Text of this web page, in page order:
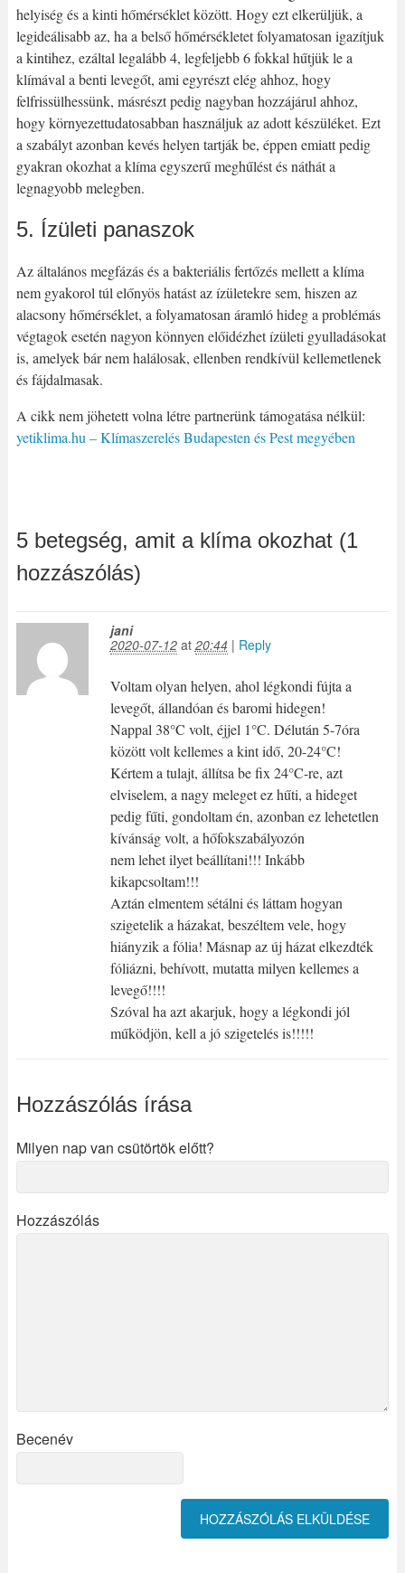
helyiség és a kinti hőmérséklet között. Hogy ezt elkerüljük, a
legideálisabb az, ha a belső hőmérsékletet folyamatosan igazítjuk
a kintihez, ezáltal legalább 4, legfeljebb 6 fokkal hűtjük le a
klímával a benti levegőt, ami egyrészt elég ahhoz, hogy
felfrissülhessünk, másrészt pedig nagyban hozzájárul ahhoz,
hogy környezettudatosabban használjuk az adott készüléket. Ezt
a szabályt azonban kevés helyen tartják be, éppen emiatt pedig
gyakran okozhat a klíma egyszerű meghűlést és náthát a
legnagyobb melegben.
5. Ízületi panaszok
Az általános megfázás és a bakteriális fertőzés mellett a klíma
nem gyakorol túl előnyös hatást az ízületekre sem, hiszen az
alacsony hőmérséklet, a folyamatosan áramló hideg a problémás
végtagok esetén nagyon könnyen előidézhet ízületi gyulladásokat
is, amelyek bár nem halálosak, ellenben rendkívül kellemetlenek
és fájdalmasak.
A cikk nem jöhetett volna létre partnerünk támogatása nélkül:
yetiklima.hu – Klímaszerelés Budapesten és Pest megyében
5 betegség, amit a klíma okozhat (1
hozzászólás)
jani
2020-07-12at 20:44| Reply
Voltam olyan helyen, ahol légkondi fújta a
levegőt, állandóan és baromi hidegen!
Nappal 38°C volt, éjjel 1°C. Délután 5-7óra
között volt kellemes a kint idő, 20-24°C!
Kértem a tulajt, állítsa be fix 24°C-re, azt
elviselem, a nagy meleget ez hűti, a hideget
pedig fűti, gondoltam én, azonban ez lehetetlen
kívánság volt, a hőfokszabályozón
nem lehet ilyet beállítani!!! Inkább
kikapcsoltam!!!
Aztán elmentem sétálni és láttam hogyan
szigetelik a házakat, beszéltem vele, hogy
hiányzik a fólia! Másnap az új házat elkezdték
fóliázni, behívott, mutatta milyen kellemes a
levegő!!!!
Szóval ha azt akarjuk, hogy a légkondi jól
működjön, kell a jó szigetelés is!!!!!
Hozzászólás írása
Milyen nap van csütörtök előtt?
Hozzászólás
Becenév